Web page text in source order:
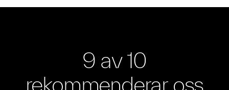
9 av 10
rekommenderar oss